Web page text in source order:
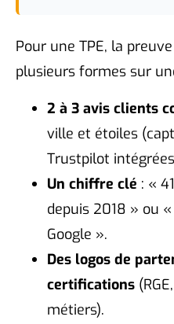
Pour une TPE, la
plusieurs formes sur
2 à 3 avis clients
ville et étoiles
Trustpilot
Un chiffre clé : «
depuis 2018 » ou
Google ».
Des logos de
certifications
métiers).